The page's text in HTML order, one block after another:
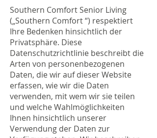
Southern Comfort Senior Living
(„Southern Comfort “) respektiert
Ihre Bedenken hinsichtlich der
Privatsphäre. Diese
Datenschutzrichtlinie beschreibt die
Arten von personenbezogenen
Daten, die wir auf dieser Website
erfassen, wie wir die Daten
verwenden, mit wem wir sie teilen
und welche Wahlmöglichkeiten
Ihnen hinsichtlich unserer
Verwendung der Daten zur